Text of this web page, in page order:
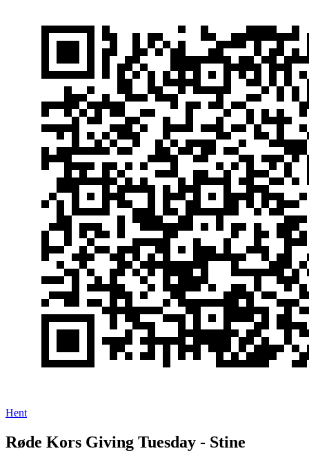
Hent
Røde Kors Giving Tuesday - Stine